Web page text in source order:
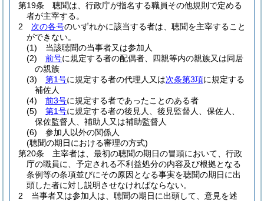
第19条
聴聞は、行政庁が指名する職員その他規則で定める
者が主宰する。
2
次の各号のいずれかに該当する者は、聴聞を主宰すること
ができない。
(1)
当該聴聞の当事者又は参加人
(2)
前号に規定する者の配偶者、四親等内の親族又は同居
の親族
(3)
第1号に規定する者の代理人又は次条第3項に規定する
補佐人
(4)
前3号に規定する者であったことのある者
(5)
第1号に規定する者の後見人、後見監督人、保佐人、
保佐監督人、補助人又は補助監督人
(6)
参加人以外の関係人
(聴聞の期日における審理の方式)
第20条
主宰者は、最初の聴聞の期日の冒頭において、行政
庁の職員に、予定される不利益処分の内容及び根拠となる
条例等の条項並びにその原因となる事実を聴聞の期日に出
頭した者に対し説明させなければならない。
2
当事者又は参加人は、聴聞の期日に出頭して、意見を述